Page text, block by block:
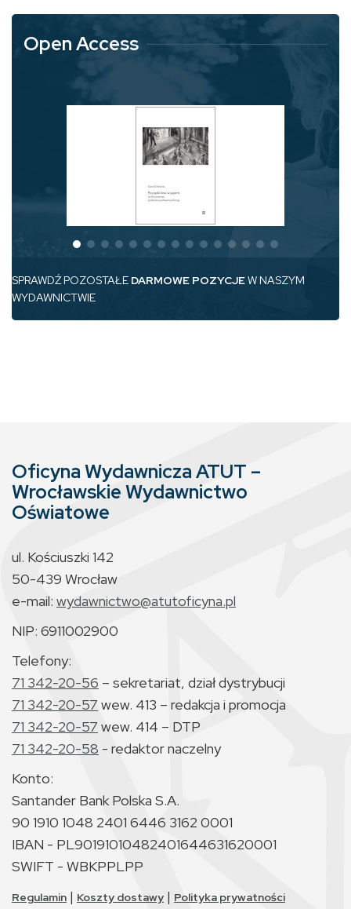
Open Access
SPRAWDŹ POZOSTAŁE DARMOWE POZYCJEW NASZYM
WYDAWNICTWIE
Oficyna Wydawnicza ATUT –
Wrocławskie Wydawnictwo
Oświatowe
ul. Kościuszki 142
50-439 Wrocław
e-mail: wydawnictwo@atutoficyna.pl
NIP: 6911002900
Telefony:
71 342-20-56 – sekretariat, dział dystrybucji
71 342-20-57 wew. 413 – redakcja i promocja
71 342-20-57 wew. 414 – DTP
71 342-20-58 - redaktor naczelny
Konto:
Santander Bank Polska S.A.
90 1910 1048 2401 6446 3162 0001
IBAN - PL90191010482401644631620001
SWIFT - WBKPPLPP
Regulamin | Koszty dostawy | Polityka prywatności